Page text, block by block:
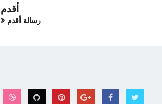
أقدم
رسالة أقدم